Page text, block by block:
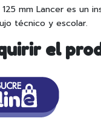
mm Lancer es un
técnico y escolar.
el